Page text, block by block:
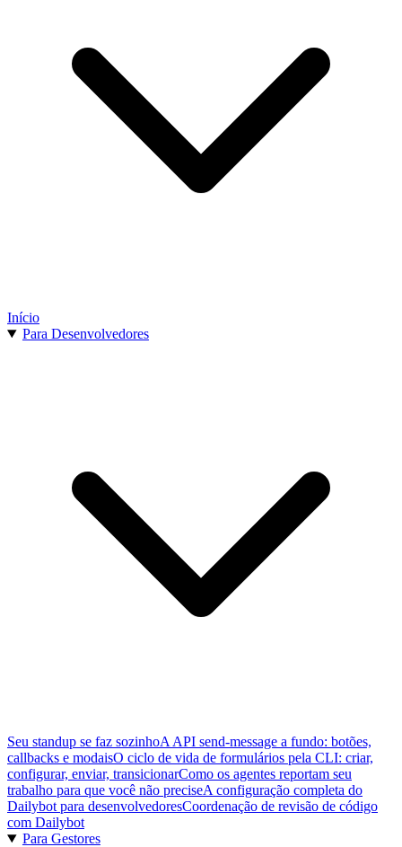
Início
Para Desenvolvedores
Seu standup se faz sozinhoA API send-message a fundo: botões,
callbacks e modaisO ciclo de vida de formulários pela CLI: criar,
configurar, enviar, transicionarComo os agentes reportam seu
trabalho para que você não preciseA configuração completa do
Dailybot para desenvolvedoresCoordenação de revisão de código
com Dailybot
Para Gestores